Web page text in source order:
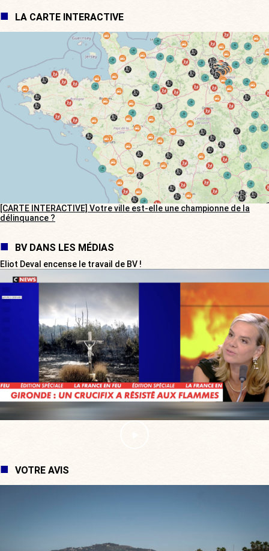
LA CARTE INTERACTIVE
[CARTE INTERACTIVE] Votre ville est-elle une championne de la
délinquance ?
BV DANS LES MÉDIAS
Eliot Deval encense le travail de BV !
VOTRE AVIS